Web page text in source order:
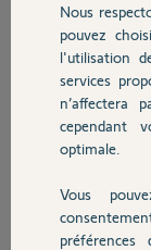
Chauffage
Autres
Devis avec
Nous ne trouvons
Est-ce que vous
Excellente journée
Roland L.
il y a plus d'un
Nous
pouvez
l'utilisation
services
n’affectera
cependant
optimale.
Vous
préférences